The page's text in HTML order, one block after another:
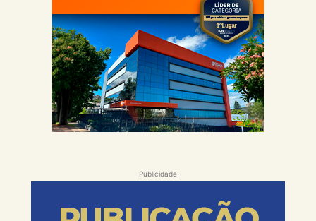
Publicidade